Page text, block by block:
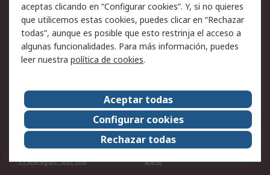
Aviso legal
Política de privacidad -
Actualizada
Política sobre cookies
Seguridad de emails
Certificaciones de
Condiciones de venta
Acerca de RS
Acerca de RS
RS Group
RS en el mundo
Sala de prensa
Trabajar en RS
ESG
aceptas clicando en “Configurar cookies”. Y, si no quieres
que utilicemos estas cookies, puedes clicar en “Rechazar
todas”, aunque es posible que esto restrinja el acceso a
algunas funcionalidades. Para más información, puedes
leer nuestra política de cookies.
Aceptar todas
Configurar cookies
Rechazar todas